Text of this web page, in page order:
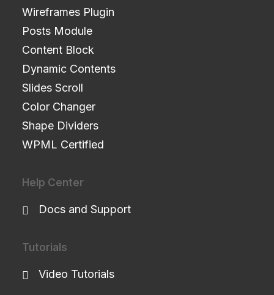
Wireframes Plugin
Posts Module
Content Block
Dynamic Contents
Slides Scroll
Color Changer
Shape Dividers
WPML Certified
Help Center
Docs and Support
Tutorials
Video Tutorials